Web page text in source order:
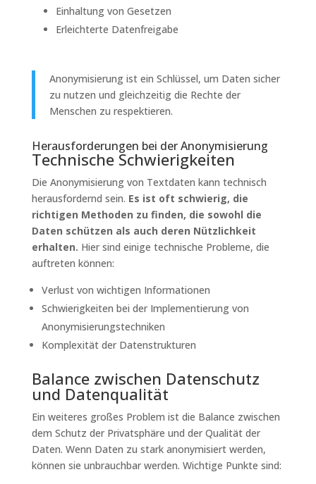
Einhaltung von Gesetzen
Erleichterte Datenfreigabe
Anonymisierung ist ein Schlüssel, um Daten sicher
zu nutzen und gleichzeitig die Rechte der
Menschen zu respektieren.
Herausforderungen bei der Anonymisierung
Technische Schwierigkeiten
Die Anonymisierung von Textdaten kann technisch
herausfordernd sein. Es ist oft schwierig, die
richtigen Methoden zu finden, die sowohl die
Daten schützen als auch deren Nützlichkeit
erhalten. Hier sind einige technische Probleme, die
auftreten können:
Verlust von wichtigen Informationen
Schwierigkeiten bei der Implementierung von
Anonymisierungstechniken
Komplexität der Datenstrukturen
Balance zwischen Datenschutz
und Datenqualität
Ein weiteres großes Problem ist die Balance zwischen
dem Schutz der Privatsphäre und der Qualität der
Daten. Wenn Daten zu stark anonymisiert werden,
können sie unbrauchbar werden. Wichtige Punkte sind: